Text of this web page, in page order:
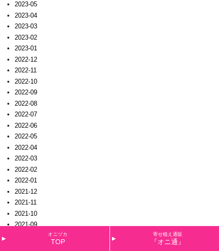
2023-05
2023-04
2023-03
2023-02
2023-01
2022-12
2022-11
2022-10
2022-09
2022-08
2022-07
2022-06
2022-05
2022-04
2022-03
2022-02
2022-01
2021-12
2021-11
2021-10
2021-09
オニヅカ
TOP
寄せ植え通販
『オニ通』